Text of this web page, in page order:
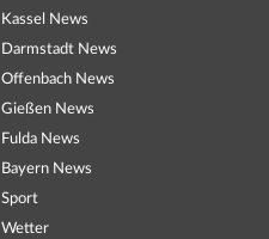
Kassel News
Darmstadt News
Offenbach News
Gießen News
Fulda News
Bayern News
Sport
Wetter